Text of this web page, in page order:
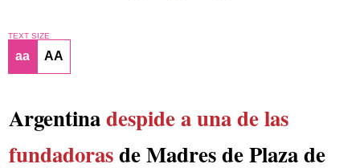
TEXT SIZE
aa AA
Argentinadespide a una de las
fundadorasde Madres de Plaza de